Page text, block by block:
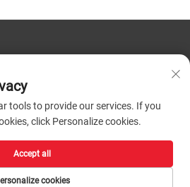
+86-13793890209
+86-13793890209
Хуацхенг Хигх-Тецх Материал
права су задржана. |
tools to provide our services. If you
click Personalize cookies.
cookies
Accept all